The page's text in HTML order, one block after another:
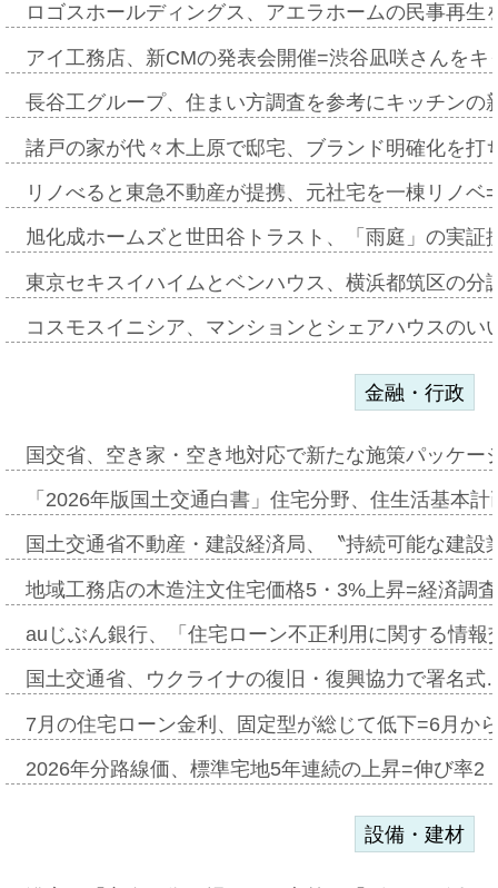
ロゴスホールディングス、アエラホームの民事再
アイ工務店、新CMの発表会開催=渋谷凪咲さんを
長谷工グループ、住まい方調査を参考にキッチン
諸戸の家が代々木上原で邸宅、ブランド明確化を
リノべると東急不動産が提携、元社宅を一棟リノ
旭化成ホームズと世田谷トラスト、「雨庭」の実
東京セキスイハイムとベンハウス、横浜都筑区の
コスモスイニシア、マンションとシェアハウスの
金融・行政
国交省、空き家・空き地対応で新たな施策パッケ
「2026年版国土交通白書」住宅分野、住生活基本
国土交通省不動産・建設経済局、〝持続可能な建
地域工務店の木造注文住宅価格5・3%上昇=経済調
auじぶん銀行、「住宅ローン不正利用に関する情
国土交通省、ウクライナの復旧・復興協力で署名
7月の住宅ローン金利、固定型が総じて低下=6月か
2026年分路線価、標準宅地5年連続の上昇=伸び率
設備・建材